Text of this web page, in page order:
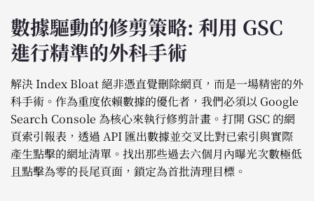
數據驅動的修剪策略: 利用 GSC
進行精準的外科手術
解決 Index Bloat 絕非憑直覺刪除網頁，而是一場精密的外
科手術。作為重度依賴數據的優化者，我們必須以 Google
Search Console 為核心來執行修剪計畫。打開 GSC 的網
頁索引報表，透過 API 匯出數據並交叉比對已索引與實際
產生點擊的網址清單。找出那些過去六個月內曝光次數極低
且點擊為零的長尾頁面，鎖定為首批清理目標。